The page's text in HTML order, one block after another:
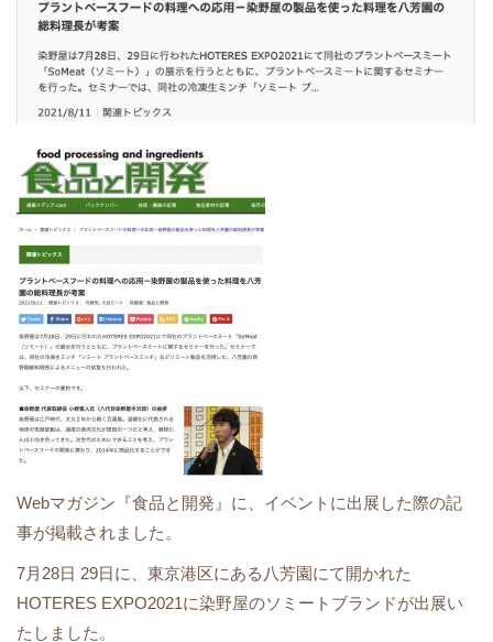
Webマガジン『食品と開発』に、イベントに出展した際の記
事が掲載されました。
7月28日 29日に、東京港区にある八芳園にて開かれた
HOTERES EXPO2021に染野屋のソミートブランドが出展い
たしました。